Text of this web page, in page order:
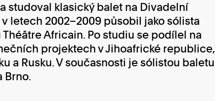
studoval klasický balet na Divadelní
letech 2002–2009 působil jako sólista
Africain. Po studiu se podílel na
projektech v Jihoafrické republice,
a Rusku. V současnosti je sólistou baletu
Brno.